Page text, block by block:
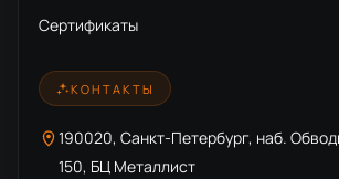
Сертификаты
КОНТАКТЫ
190020, Санкт-Петербург, наб.
150, БЦ Металлист